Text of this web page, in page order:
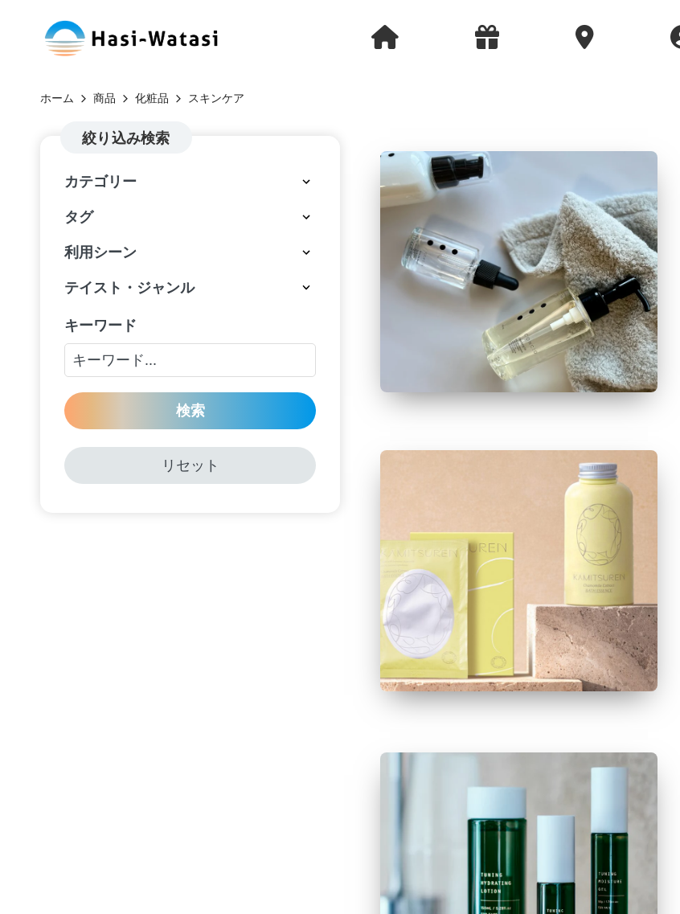
a
W
at
si
分
も、
ホーム 商品 化粧品 スキンケア
絞り込み検索
カテゴリー
タグ
利用シーン
テイスト・ジャンル
キーワード
検索
リセット